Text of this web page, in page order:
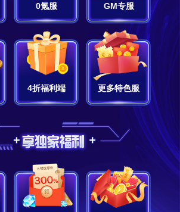
0氪服 GM专服
4折福利端 更多特色服